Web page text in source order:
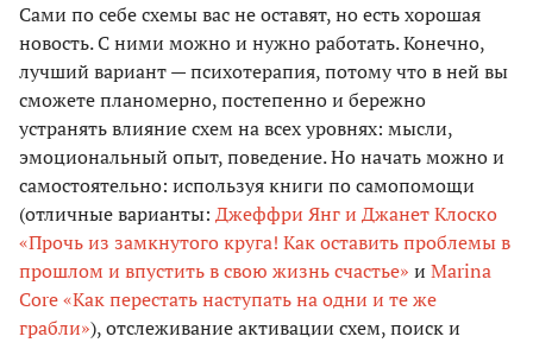
Сами по себе схемы вас не оставят, но есть хорошая
новость. С ними можно и нужно работать. Конечно,
лучший вариант — психотерапия, потому что в ней вы
сможете планомерно, постепенно и бережно
устранять влияние схем на всех уровнях: мысли,
эмоциональный опыт, поведение. Но начать можно и
самостоятельно: используя книги по самопомощи
(отличные варианты: Джеффри Янг и Джанет Клоско
«Прочь из замкнутого круга! Как оставить проблемы в
прошлом и впустить в свою жизнь счастье» и Marina
Core «Как перестать наступать на одни и те же
грабли»), отслеживание активации схем, поиск и